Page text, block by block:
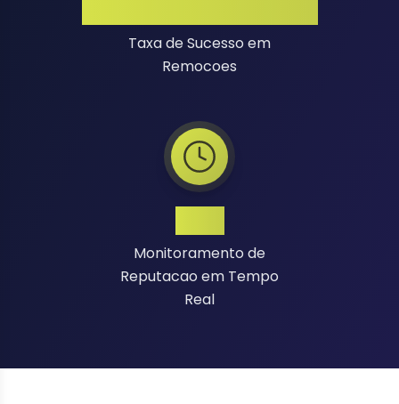
Taxa de Sucesso em
Remocoes
Monitoramento de
Reputacao em Tempo
Real